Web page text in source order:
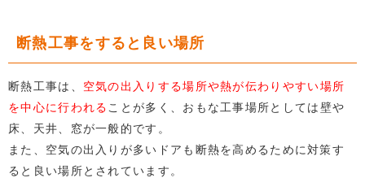
断熱工事をすると良い場所
断熱工事は、 空気の出入りする場所や熱が伝わりやすい場所
を中心に行われる ことが多く、おもな工事場所としては壁や
床、天井、窓が一般的です。
また、空気の出入りが多いドアも断熱を高めるために対策す
ると良い場所とされています。